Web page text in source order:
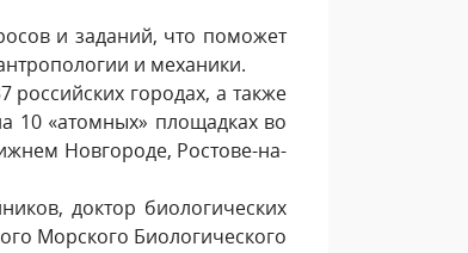
и заданий, что поможет
и механики.
городах, а также
10 «атомных» площадках во
Новгороде, Ростове-на-
доктор биологических
Морского Биологического